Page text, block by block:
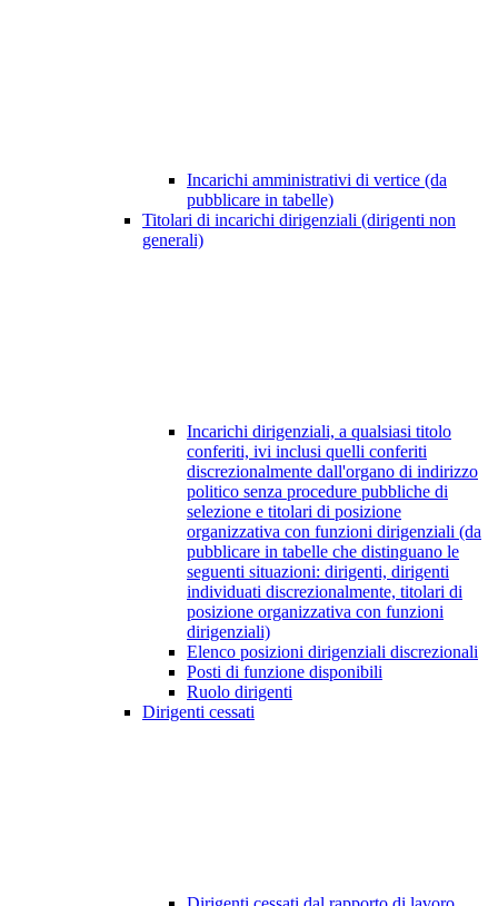
Incarichi amministrativi di vertice (da
pubblicare in tabelle)
Titolari di incarichi dirigenziali (dirigenti non
generali)
Incarichi dirigenziali, a qualsiasi titolo
conferiti, ivi inclusi quelli conferiti
discrezionalmente dall'organo di indirizzo
politico senza procedure pubbliche di
selezione e titolari di posizione
organizzativa con funzioni dirigenziali (da
pubblicare in tabelle che distinguano le
seguenti situazioni: dirigenti, dirigenti
individuati discrezionalmente, titolari di
posizione organizzativa con funzioni
dirigenziali)
Elenco posizioni dirigenziali discrezionali
Posti di funzione disponibili
Ruolo dirigenti
Dirigenti cessati